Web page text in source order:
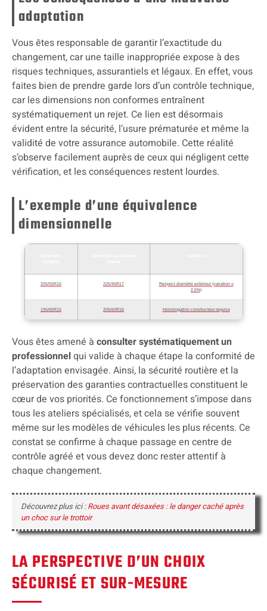
adaptation
Vous êtes responsable de garantir l’exactitude du
changement, car une taille inappropriée expose à des
risques techniques, assurantiels et légaux. En effet, vous
faites bien de prendre garde lors d’un contrôle technique,
car les dimensions non conformes entraînent
systématiquement un rejet. Ce lien est désormais
évident entre la sécurité, l’usure prématurée et même la
validité de votre assurance automobile. Cette réalité
s’observe facilement auprès de ceux qui négligent cette
vérification, et les conséquences restent lourdes.
L’exemple d’une équivalence
dimensionnelle
205/55R16 225/45R17
Respect diamètre extérieur (variation ≤
2.5%)
195/65R15 205/60R16 Homologation constructeur requise
Vous êtes amené à consulter systématiquement un
professionnelqui valide à chaque étape la conformité de
l’adaptation envisagée. Ainsi, la sécurité routière et la
préservation des garanties contractuelles constituent le
cœur de vos priorités. Ce fonctionnement s’impose dans
tous les ateliers spécialisés, et cela se vérifie souvent
même sur les modèles de véhicules les plus récents. Ce
constat se confirme à chaque passage en centre de
contrôle agréé et vous devez donc rester attentif à
chaque changement.
Découvrez plus ici :Roues avant désaxées : le danger caché après
un choc sur le trottoir
LA PERSPECTIVE D’UN CHOIX
SÉCURISÉ ET SUR-MESURE